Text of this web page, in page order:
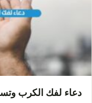
دعاء لفك الكرب